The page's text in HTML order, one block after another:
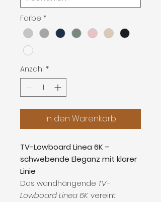
Farbe *
Anzahl *
In den Warenkorb
TV-Lowboard Linea 6K –
schwebende Eleganz mit klarer
Linie
Das wandhängende TV-
Lowboard Linea 6K vereint